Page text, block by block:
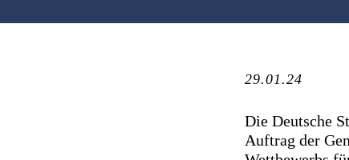
29.01.24
Die Deutsche
Auftrag der